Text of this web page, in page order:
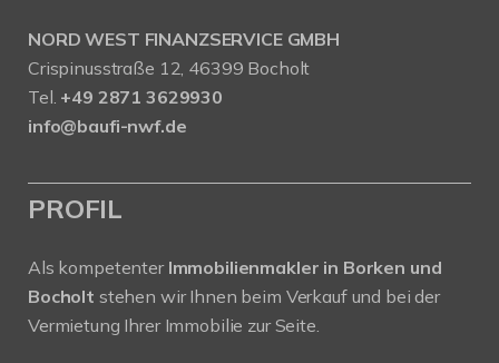
NORD WEST FINANZSERVICE GMBH
Crispinusstraße 12, 46399 Bocholt
Tel. +49 2871 3629930
info@baufi-nwf.de
PROFIL
Als kompetenter Immobilienmakler in Borken und
Bocholt stehen wir Ihnen beim Verkauf und bei der
Vermietung Ihrer Immobilie zur Seite.